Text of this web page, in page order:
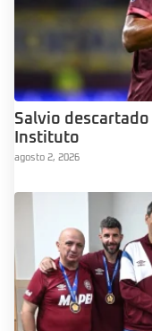
Salvio
Instituto
agosto 2, 2026